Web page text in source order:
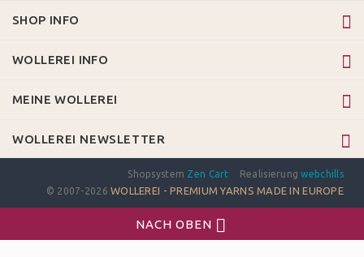
SHOP INFO
WOLLEREI INFO
MEINE WOLLEREI
WOLLEREI NEWSLETTER
Shopsystem Zen Cart Realisierungwebchills
© 2007-2026WOLLEREI - PREMIUM YARNS MADE IN EUROPE
NACH OBEN